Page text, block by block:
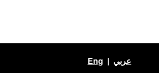
Eng | عربي